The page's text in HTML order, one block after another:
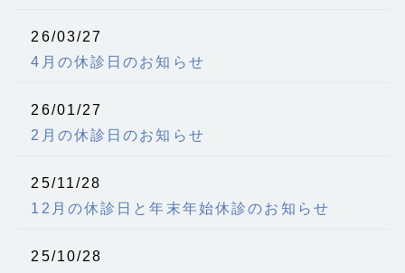
26/03/27
4月の休診日のお知らせ
26/01/27
2月の休診日のお知らせ
25/11/28
12月の休診日と年末年始休診のお知らせ
25/10/28